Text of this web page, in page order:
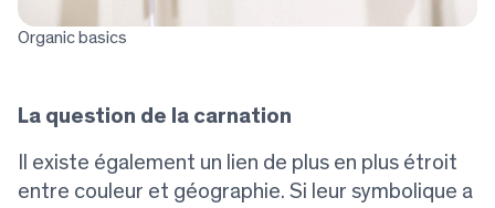
Organic basics
La question de la carnation
Il existe également un lien de plus en plus étroit
entre couleur et géographie. Si leur symbolique a